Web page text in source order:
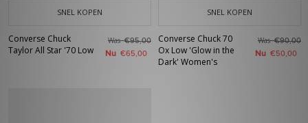
SNEL KOPEN
Converse Chuck
Taylor All Star '70 Low
Was€95,00
Nu €65,00
SNEL KOPEN
Converse Chuck 70
Ox Low 'Glow in the
Dark' Women's
Was€90,00
Nu €50,00